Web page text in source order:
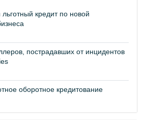
кредит по новой
пострадавших от инцидентов
оборотное кредитование